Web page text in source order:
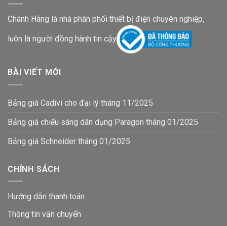
Chánh Hãng là nhà phân phối thiết bị điện chuyên nghiệp,
luôn là người đồng hành tin cậy
BÀI VIẾT MỚI
Bảng giá Cadivi cho đại lý tháng 11/2025
Bảng giá chiếu sáng dân dụng Paragon tháng 01/2025
Bảng giá Schneider tháng 01/2025
CHÍNH SÁCH
Hướng dẫn thanh toán
Thông tin vận chuyển